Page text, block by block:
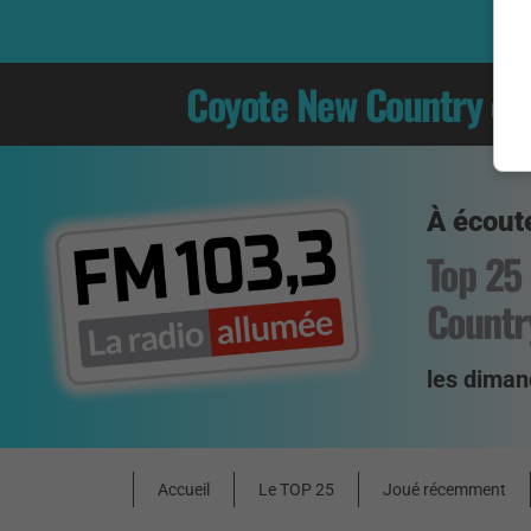
Coyote New Country
À
Top
les
Accueil Le TOP 25 Joué récemment